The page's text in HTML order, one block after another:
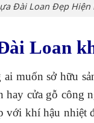
Đài Loan Đẹp Hiện
Loan
muốn sở hữu
cửa gỗ công
khí hậu nhiệt